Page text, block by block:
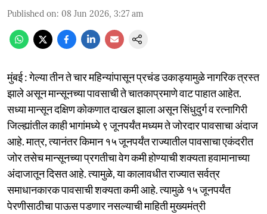
Published on: 08 Jun 2026, 3:27 am
मुंबई : गेल्या तीन ते चार महिन्यांपासून प्रचंड उकाड्यामुळे नागरिक त्रस्त
झाले असून मान्सूनच्या पावसाची ते चातकाप्रमाणे वाट पाहात आहेत.
सध्या मान्सून दक्षिण कोकणात दाखल झाला असून सिंधुदुर्ग व रत्नागिरी
जिल्ह्यांतील काही भागांमध्ये ९ जूनपर्यंत मध्यम ते जोरदार पावसाचा अंदाज
आहे. मात्र, त्यानंतर किमान १५ जूनपर्यंत राज्यातील पावसाचा एकंदरीत
जोर तसेच मान्सूनच्या प्रगतीचा वेग कमी होण्याची शक्यता हवामानाच्या
अंदाजातून दिसत आहे. त्यामुळे, या कालावधीत राज्यात सर्वत्र
समाधानकारक पावसाची शक्यता कमी आहे. त्यामुळे १५ जूनपर्यंत
पेरणीसाठीचा पाऊस पडणार नसल्याची माहिती मुख्यमंत्री